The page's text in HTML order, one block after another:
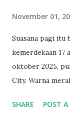
November 01,
Suasana pagi itu
kemerdekaan 17
oktober 2025,
City. Warna
mana pun
SHARE POST